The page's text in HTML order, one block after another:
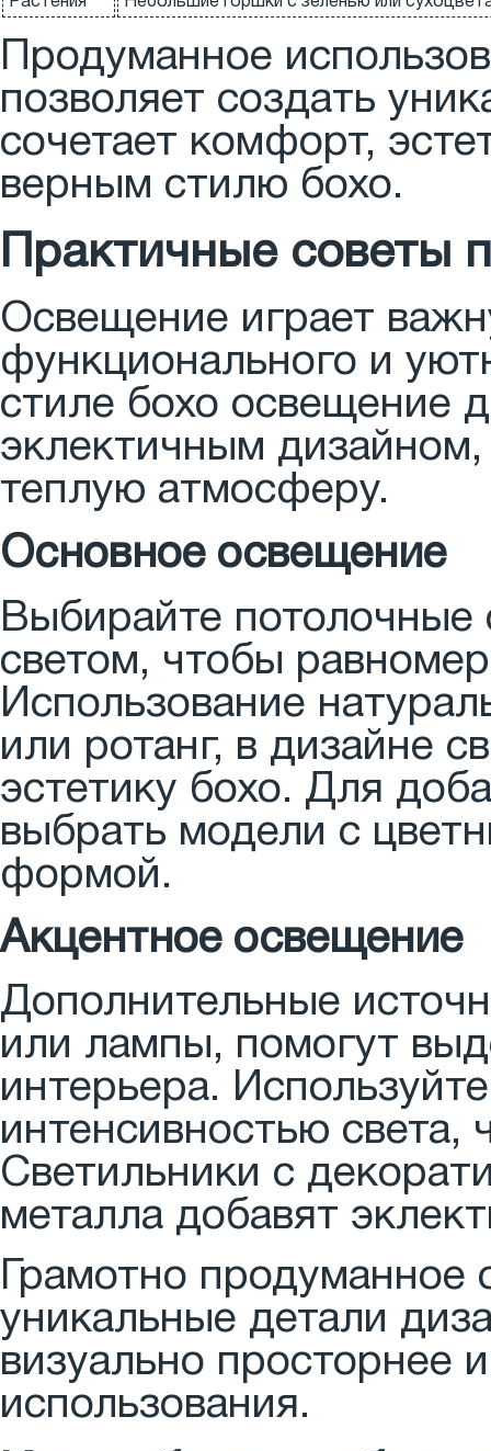
Продуманное
позволяет создать
сочетает комфорт,
верным стилю бохо.
Практичные советы
Освещение играет
функционального и
стиле бохо освещение
эклектичным дизайном,
теплую атмосферу.
Основное освещение
Выбирайте потолочные
светом, чтобы
Использование
или ротанг, в дизайне
эстетику бохо. Для
выбрать модели с
формой.
Акцентное освещение
Дополнительные
или лампы, помогут
интерьера.
интенсивностью
Светильники с
металла добавят
Грамотно продуманное
уникальные детали
визуально просторнее
использования.